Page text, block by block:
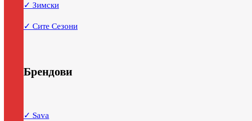
✓ Зимски
✓ Сите Сезони
Брендови
✓ Sava